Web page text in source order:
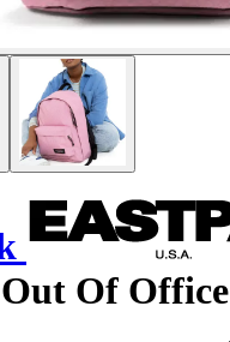
Of Office